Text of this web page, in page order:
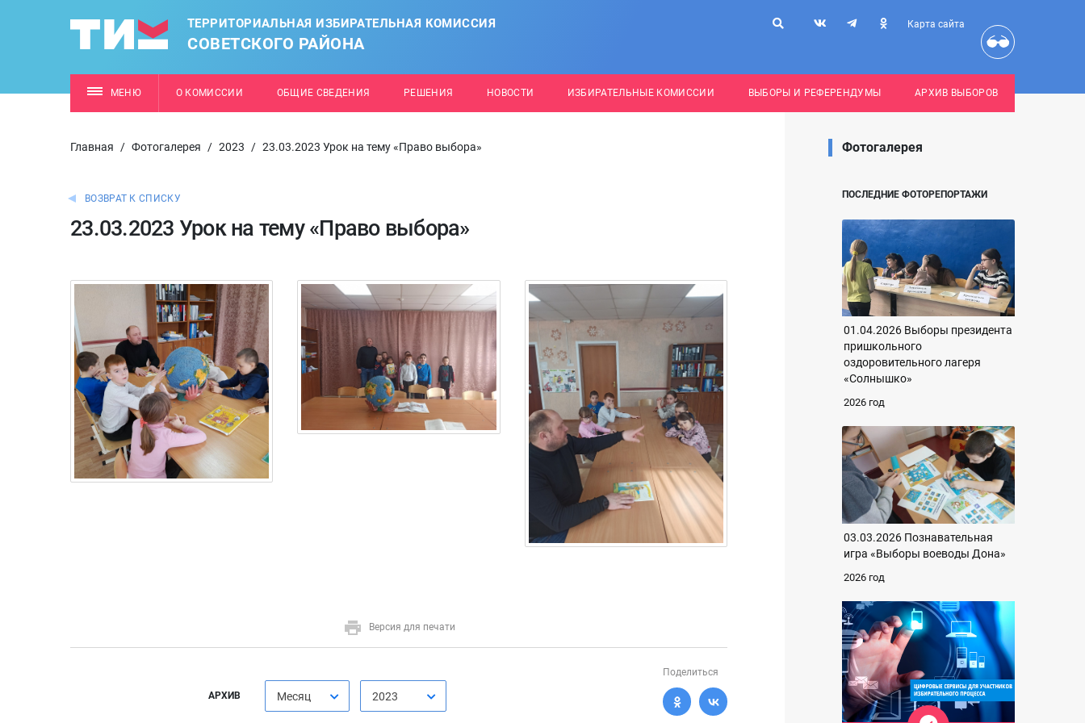
ТЕРРИТОРИАЛЬНАЯ ИЗБИРАТЕЛЬНАЯ КОМИССИЯ
СОВЕТСКОГО РАЙОНА
Карта сайта
МЕНЮ О КОМИССИИ ОБЩИЕ СВЕДЕНИЯ РЕШЕНИЯ НОВОСТИ ИЗБИРАТЕЛЬНЫЕ КОМИССИИ ВЫБОРЫ И РЕФЕРЕНДУМЫ АРХИВ ВЫБОРОВ
Главная / Фотогалерея / 2023 / 23.03.2023 Урок на тему «Право выбора»
ВОЗВРАТ К СПИСКУ
23.03.2023 Урок на тему «Право выбора»
Версия для печати
АРХИВ Месяц 2023
Поделиться
Фотогалерея
ПОСЛЕДНИЕ ФОТОРЕПОРТАЖИ
01.04.2026 Выборы президента
пришкольного
оздоровительного лагеря
«Солнышко»
2026 год
03.03.2026 Познавательная
игра «Выборы воеводы Дона»
2026 год